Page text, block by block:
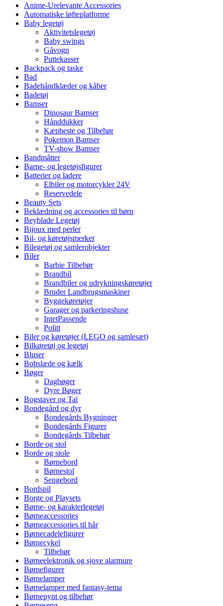
Anime-Urelevante Accessories
Automatiske løfteplatforme
Baby legetøj
Aktivitetslegetøj
Baby swings
Gåvogn
Puttekasser
Backpack og taske
Bad
Badehåndklæder og kåber
Badetøj
Bamser
Dinosaur Bamser
Hånddukker
Kæpheste og Tilbehør
Pokemon Bamser
TV-show Bamser
Bandmåtter
Barne- og legetøjsfigurer
Batterier og ladere
Elbiler og motorcykler 24V
Reservedele
Beauty Sets
Beklædning og accessories til børn
Beyblade Legetøj
Bijoux med perler
Bil- og køretøjsmerker
Bilegetøj og samlerobjekter
Biler
Barbie Tilbebør
Brandbil
Brandbiler og udrykningskøretøjer
Bruder Landbrugsmaskiner
Byggekøretøjer
Garager og parkeringshuse
IntetPassende
Politi
Biler og køretøjer (LEGO og samlesæt)
Bilkøretøj og legetøj
Bluser
Bobslæde og kælk
Bøger
Dagbøger
Dyre Bøger
Bogstaver og Tal
Bondegård og dyr
Bondegårds Bygninger
Bondegårds Figurer
Bondegårds Tilbehør
Borde og stol
Borde og stole
Børnebord
Børnestol
Sengebord
Bordspil
Borge og Playsets
Børne- og karakterlegetøj
Børneaccessories
Børneaccessories til hår
Børnecadelefigurer
Børnecykel
Tilbehør
Børneelektronik og sjove alarmure
Børnefigurer
Børnelamper
Børnelamper med fantasy-tema
Børnepynt og tilbehør